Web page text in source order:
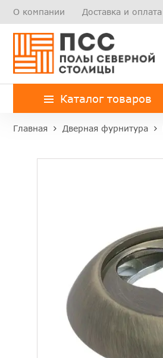
О компании Доставка и оплата
Каталог товаров
Главная Дверная фурнитура